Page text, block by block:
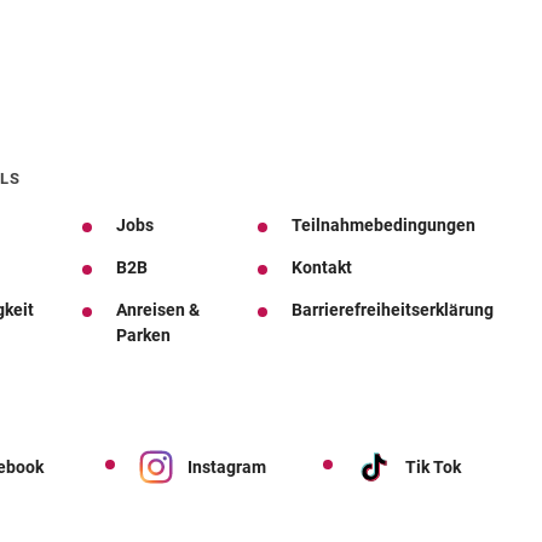
Jobs Teilnahmebedingungen
B2B Kontakt
Anreisen &
Parken
Barrierefreiheitserklärung
Instagram Tik Tok